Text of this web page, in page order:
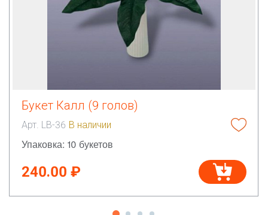
Букет Калл (9 голов)
Арт. LB-36 В наличии
Упаковка: 10 букетов
240.00 ₽